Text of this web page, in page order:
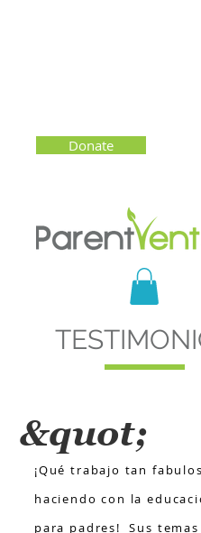
Donate
&quot;
¡Qué trabajo tan
haciendo con la
para padres! Sus temas